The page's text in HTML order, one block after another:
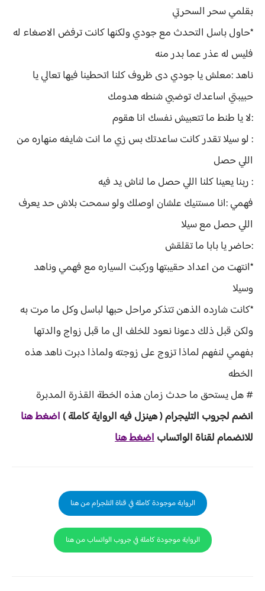
بقلمي سحر السحرتي
*حاول باسل التحدث مع جودي ولكنها كانت ترفض الاصغاء له
فليس له عذر عما بدر منه
ناهد :معلش يا جودي دى ظروف كلنا اتحطينا فيها تعالي يا
حبيبتي اساعدك توضبي شنطه هدومك
:لا يا طنط ما تتعبيش نفسك انا هقوم
: لو سيلا تقدر كانت ساعدتك بس زي ما انت شايفه منهاره من
اللي حصل
: ربنا يعينا كلنا اللي حصل ما لناش يد فيه
فهمي :انا مستنيك علشان اوصلك ولو سمحت بلاش حد يعرف
اللي حصل مع سيلا
:حاضر يا بابا ما تقلقش
*انتهت من اعداد حقيبتها وركبت السياره مع فهمي وناهد
وسيلا
*كانت شارده الذهن تتذكر مراحل حبها لباسل وكل ما مرت به
ولكن قبل ذلك دعونا نعود للخلف الى ما قبل زواج والدتها
بفهمي لنفهم لماذا تزوج على زوجته ولماذا دبرت ناهد هذه
الخطه
# هل يستحق ما حدث زمان هذه الخطة القذرة المدبرة
انضم لجروب التليجرام ( هينزل فيه الرواية كاملة ) اضغط هنا
للانضمام لقناة الواتساباضغط هنا
الرواية موجودة كاملة في قناة التلجرام من هنا
الرواية موجودة كاملة في جروب الواتساب من هنا